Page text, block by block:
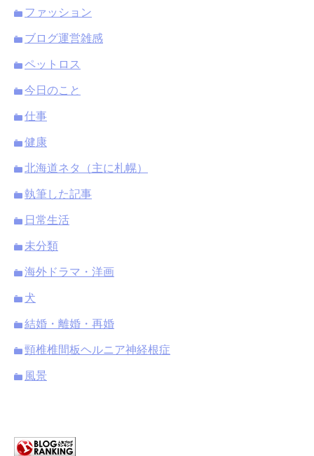
ファッション
ブログ運営雑感
ペットロス
今日のこと
仕事
健康
北海道ネタ（主に札幌）
執筆した記事
日常生活
未分類
海外ドラマ・洋画
犬
結婚・離婚・再婚
頸椎椎間板ヘルニア神経根症
風景